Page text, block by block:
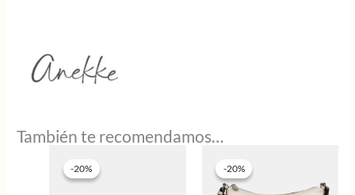
También te recomendamos…
-20%
-20% -20%
-20%